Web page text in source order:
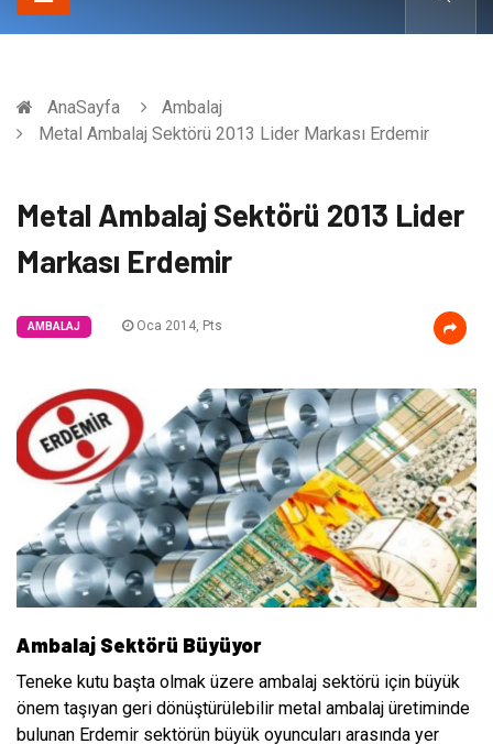
AnaSayfa
Ambalaj
Metal Ambalaj Sektörü 2013 Lider Markası Erdemir
Metal Ambalaj Sektörü 2013 Lider
Markası Erdemir
AMBALAJ Oca 2014, Pts
Ambalaj Sektörü Büyüyor
Teneke kutu başta olmak üzere ambalaj sektörü için büyük
önem taşıyan geri dönüştürülebilir metal ambalaj üretiminde
bulunan Erdemir sektörün büyük oyuncuları arasında yer